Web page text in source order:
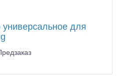
универсальное для